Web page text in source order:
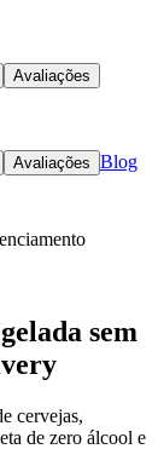
Avaliações
Avaliações Blog
sem
cervejas,
de zero álcool e